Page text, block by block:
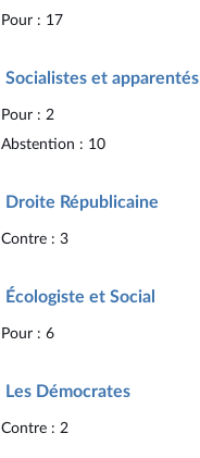
Pour : 17
Socialistes et apparentés
Pour : 2
Abstention : 10
Droite Républicaine
Contre : 3
Écologiste et Social
Pour : 6
Les Démocrates
Contre : 2